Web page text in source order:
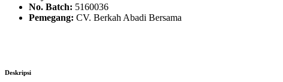
No. Batch: 5160036
Pemegang: CV. Berkah Abadi Bersama
Deskripsi